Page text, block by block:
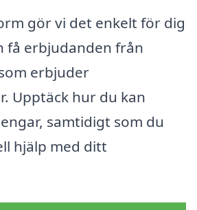
gör vi det enkelt för dig
få erbjudanden från
erbjuder
Upptäck hur du kan
samtidigt som du
hjälp med ditt